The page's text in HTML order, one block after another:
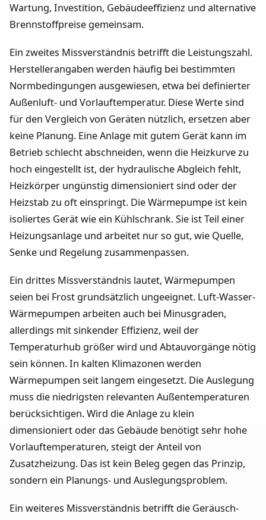
Wartung, Investition, Gebäudeeffizienz und alternative
Brennstoffpreise gemeinsam.
Ein zweites Missverständnis betrifft die Leistungszahl.
Herstellerangaben werden häufig bei bestimmten
Normbedingungen ausgewiesen, etwa bei definierter
Außenluft- und Vorlauftemperatur. Diese Werte sind
für den Vergleich von Geräten nützlich, ersetzen aber
keine Planung. Eine Anlage mit gutem Gerät kann im
Betrieb schlecht abschneiden, wenn die Heizkurve zu
hoch eingestellt ist, der hydraulische Abgleich fehlt,
Heizkörper ungünstig dimensioniert sind oder der
Heizstab zu oft einspringt. Die Wärmepumpe ist kein
isoliertes Gerät wie ein Kühlschrank. Sie ist Teil einer
Heizungsanlage und arbeitet nur so gut, wie Quelle,
Senke und Regelung zusammenpassen.
Ein drittes Missverständnis lautet, Wärmepumpen
seien bei Frost grundsätzlich ungeeignet. Luft-Wasser-
Wärmepumpen arbeiten auch bei Minusgraden,
allerdings mit sinkender Effizienz, weil der
Temperaturhub größer wird und Abtauvorgänge nötig
sein können. In kalten Klimazonen werden
Wärmepumpen seit langem eingesetzt. Die Auslegung
muss die niedrigsten relevanten Außentemperaturen
berücksichtigen. Wird die Anlage zu klein
dimensioniert oder das Gebäude benötigt sehr hohe
Vorlauftemperaturen, steigt der Anteil von
Zusatzheizung. Das ist kein Beleg gegen das Prinzip,
sondern ein Planungs- und Auslegungsproblem.
Ein weiteres Missverständnis betrifft die Geräusch-